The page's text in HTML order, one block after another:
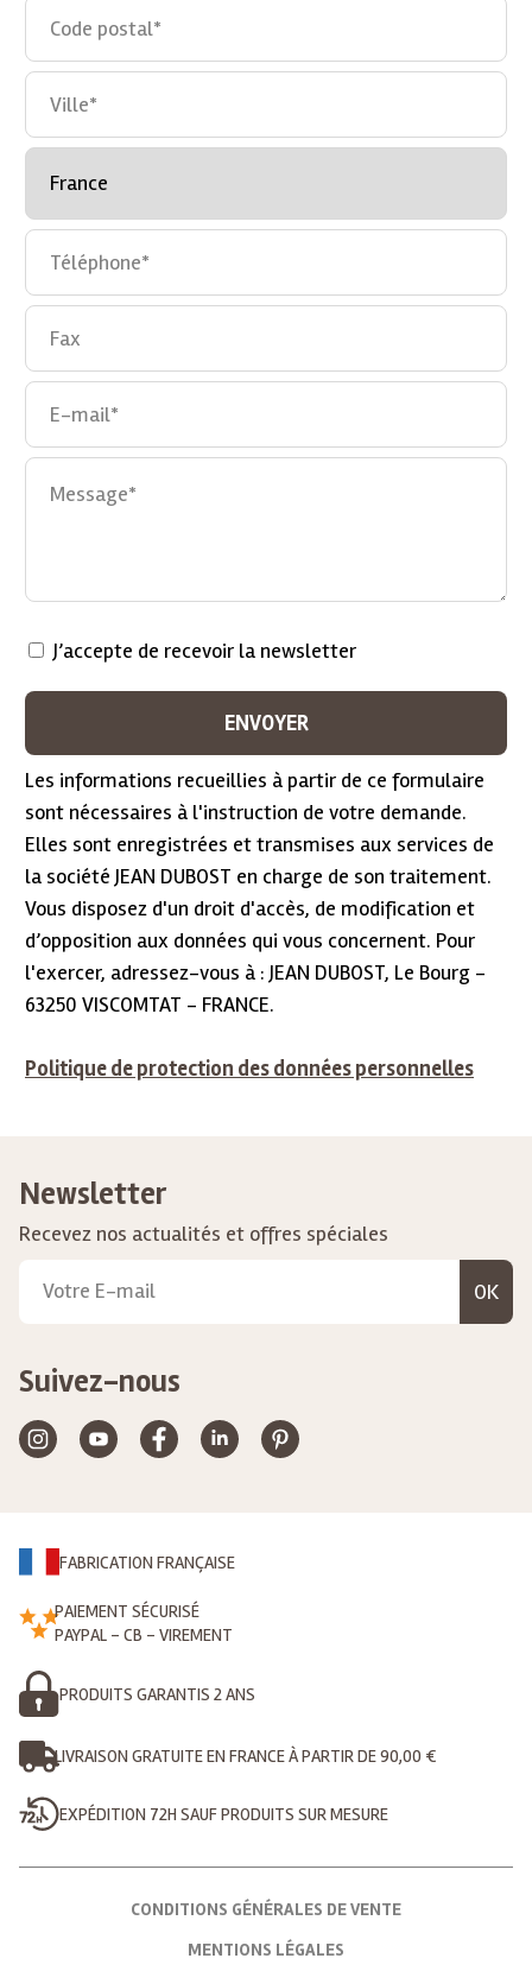
J’accepte de recevoir la newsletter
Les informations recueillies à partir de ce formulaire
sont nécessaires à l'instruction de votre demande.
Elles sont enregistrées et transmises aux services de
la société JEAN DUBOST en charge de son traitement.
Vous disposez d'un droit d'accès, de modification et
d’opposition aux données qui vous concernent. Pour
l'exercer, adressez-vous à : JEAN DUBOST, Le Bourg -
63250 VISCOMTAT - FRANCE.
Politique de protection des données personnelles
Newsletter
Recevez nos actualités et offres spéciales
OK
Suivez-nous
FABRICATION FRANÇAISE
PAIEMENT SÉCURISÉ
PAYPAL - CB - VIREMENT
PRODUITS GARANTIS 2 ANS
LIVRAISON GRATUITE EN FRANCE À PARTIR DE 90,00 €
EXPÉDITION 72H SAUF PRODUITS SUR MESURE
CONDITIONS GÉNÉRALES DE VENTE
MENTIONS LÉGALES